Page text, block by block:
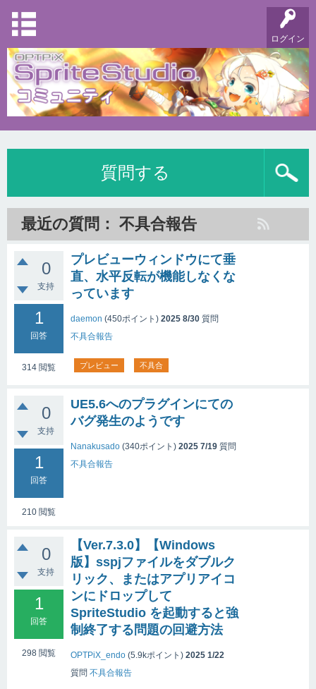
ログイン
質問する
最近の質問： 不具合報告
0
支持
1
回答
314 閲覧
プレビューウィンドウにて垂
直、水平反転が機能しなくな
っています
daemon (450ポイント) 2025 8/30 質問
不具合報告
プレビュー 不具合
0
支持
1
回答
210 閲覧
UE5.6へのプラグインにての
バグ発生のようです
Nanakusado (340ポイント) 2025 7/19 質問
不具合報告
0
支持
1
回答
298 閲覧
【Ver.7.3.0】【Windows
版】sspjファイルをダブルク
リック、またはアプリアイコ
ンにドロップして
SpriteStudio を起動すると強
制終了する問題の回避方法
OPTPiX_endo (5.9kポイント) 2025 1/22
質問 不具合報告